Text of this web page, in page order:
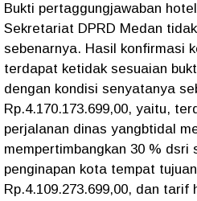
Bukti pertaggungjawaban
Sekretariat DPRD Medan
sebenarnya. Hasil konfirmasi
terdapat ketidak sesuaian
dengan kondisi senyatanya
Rp.4.170.173.699,00, yaitu,
perjalanan dinas yangbtidal
mempertimbangkan 30 % dsri
penginapan kota tempat
Rp.4.109.273.699,00, dan